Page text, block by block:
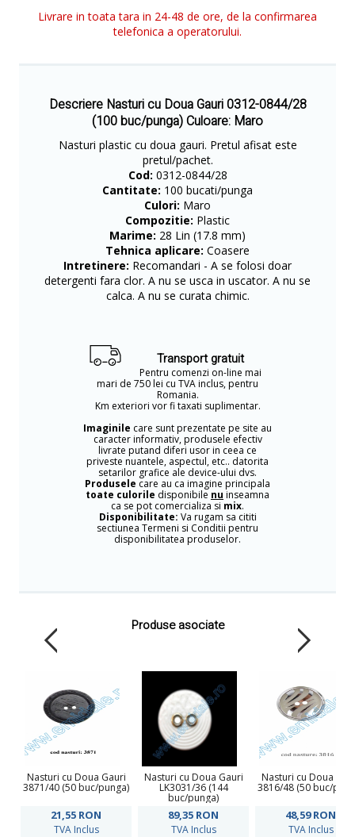
Livrare in toata tara in 24-48 de ore, de la confirmarea
telefonica a operatorului.
Descriere Nasturi cu Doua Gauri 0312-0844/28
(100 buc/punga) Culoare: Maro
Nasturi plastic cu doua gauri. Pretul afisat este
pretul/pachet.
Cod: 0312-0844/28
Cantitate: 100 bucati/punga
Culori: Maro
Compozitie: Plastic
Marime: 28 Lin (17.8 mm)
Tehnica aplicare: Coasere
Intretinere: Recomandari - A se folosi doar
detergenti fara clor. A nu se usca in uscator. A nu se
calca. A nu se curata chimic.
Transport gratuit
Pentru comenzi on-line mai
mari de 750 lei cu TVA inclus, pentru
Romania.
Km exteriori vor fi taxati suplimentar.
Imaginile care sunt prezentate pe site au
caracter informativ, produsele efectiv
livrate putand diferi usor in ceea ce
priveste nuantele, aspectul, etc.. datorita
setarilor grafice ale device-ului dvs.
Produsele care au ca imagine principala
toate culorile disponibile nu inseamna
ca se pot comercializa si mix.
Disponibilitate: Va rugam sa cititi
sectiunea Termeni si Conditii pentru
disponibilitatea produselor.
Produse asociate
Nasturi cu Doua Gauri
3871/40 (50 buc/punga)
21,55 RON
TVA Inclus
Nasturi cu Doua Gauri
LK3031/36 (144
buc/punga)
89,35 RON
TVA Inclus
Nasturi cu Doua
3816/48 (50 buc/
48,59RON
TVA Inclus